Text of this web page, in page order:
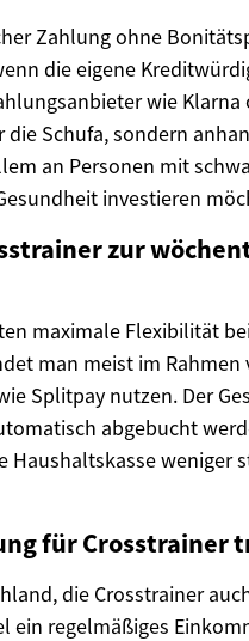
Zahlung ohne
die eigene
wie Klarna
Schufa, sondern
an Personen mit
investieren
zur
maximale Flexibilität
man meist im
Splitpay nutzen. Der
abgebucht
Haushaltskasse weniger
für Crosstrainer
die Crosstrainer
ein regelmäßiges